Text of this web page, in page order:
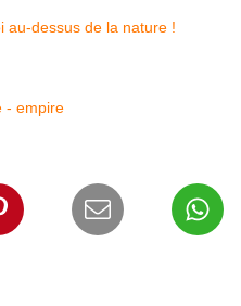
au-dessus de la nature !
- empire